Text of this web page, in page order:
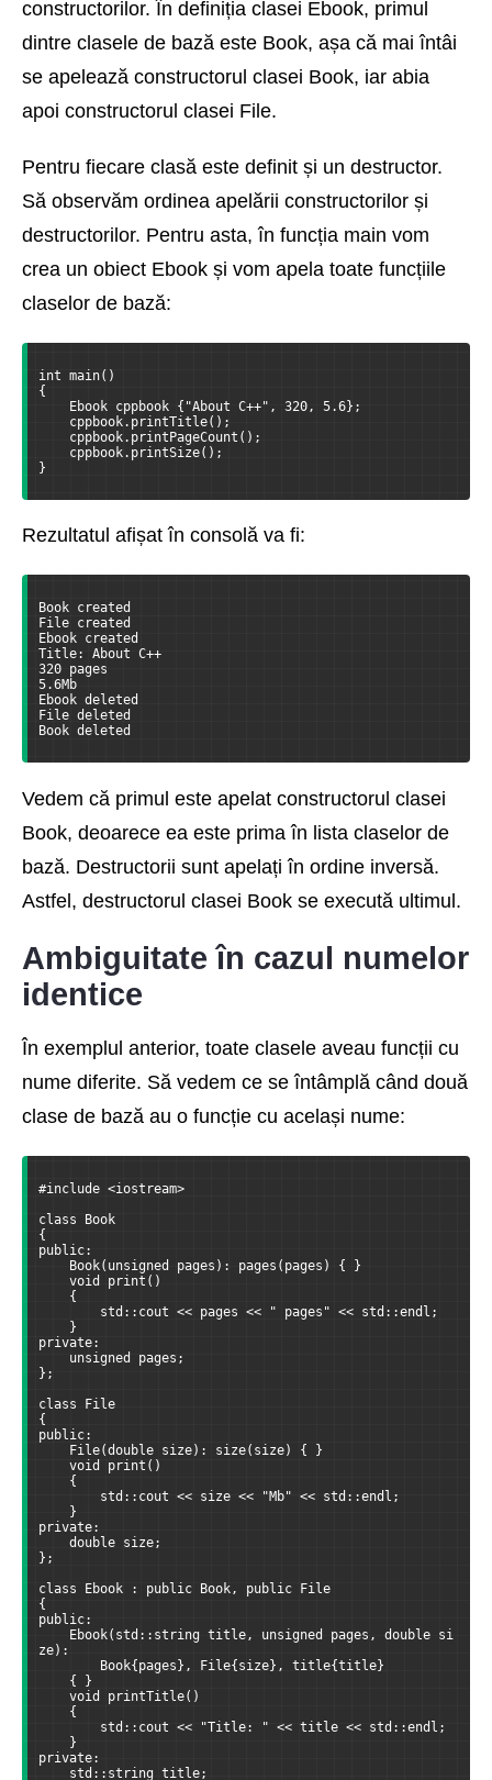
constructorilor. În definiția clasei Ebook, primul
dintre clasele de bază este Book, așa că mai întâi
se apelează constructorul clasei Book, iar abia
apoi constructorul clasei File.
Pentru fiecare clasă este definit și un destructor.
Să observăm ordinea apelării constructorilor și
destructorilor. Pentru asta, în funcția main vom
crea un obiect Ebook și vom apela toate funcțiile
claselor de bază:
int main()
{
Ebook cppbook {"About C++", 320, 5.6};
cppbook.printTitle();
cppbook.printPageCount();
cppbook.printSize();
}
Rezultatul afișat în consolă va fi:
Book created
File created
Ebook created
Title: About C++
320 pages
5.6Mb
Ebook deleted
File deleted
Book deleted
Vedem că primul este apelat constructorul clasei
Book, deoarece ea este prima în lista claselor de
bază. Destructorii sunt apelați în ordine inversă.
Astfel, destructorul clasei Book se execută ultimul.
Ambiguitate în cazul numelor
identice
În exemplul anterior, toate clasele aveau funcții cu
nume diferite. Să vedem ce se întâmplă când două
clase de bază au o funcție cu același nume:
#include <iostream>
class Book
{
public:
Book(unsigned pages): pages(pages) { }
void print()
{
std::cout << pages << " pages" << std::endl;
}
private:
unsigned pages;
};
class File
{
public:
File(double size): size(size) { }
void print()
{
std::cout << size << "Mb" << std::endl;
}
private:
double size;
};
class Ebook : public Book, public File
{
public:
Ebook(std::string title, unsigned pages, double si
ze):
Book{pages}, File{size}, title{title}
{ }
void printTitle()
{
std::cout << "Title: " << title << std::endl;
}
private:
std::string title;